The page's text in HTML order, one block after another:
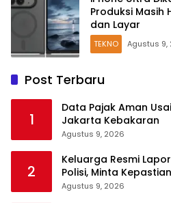
Produksi Masih
dan Layar
TEKNO Agustus 9,
Post Terbaru
1
Data Pajak Aman
Jakarta Kebakaran
Agustus 9, 2026
2
Keluarga Resmi
Polisi, Minta
Agustus 9, 2026